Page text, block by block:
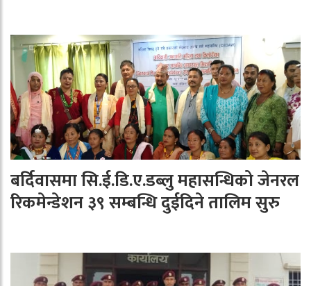
बर्दिवासमा सि.ई.डि.ए.डब्लु महासन्धिको जेनरल
रिकमेन्डेशन ३९ सम्बन्धि दुईदिने तालिम सुरु